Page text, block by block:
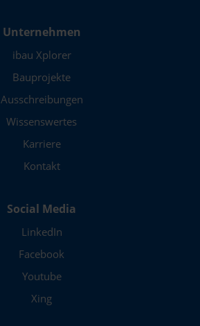
Unternehmen
ibau Xplorer
Bauprojekte
Ausschreibungen
Wissenswertes
Karriere
Kontakt
Social Media
LinkedIn
Facebook
Youtube
Xing